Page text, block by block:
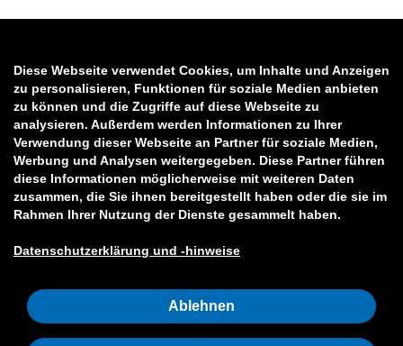
Diese Webseite verwendet Cookies, um Inhalte und Anzeigen
zu personalisieren, Funktionen für soziale Medien anbieten
zu können und die Zugriffe auf diese Webseite zu
analysieren. Außerdem werden Informationen zu Ihrer
Verwendung dieser Webseite an Partner für soziale Medien,
Werbung und Analysen weitergegeben. Diese Partner führen
diese Informationen möglicherweise mit weiteren Daten
zusammen, die Sie ihnen bereitgestellt haben oder die sie im
Rahmen Ihrer Nutzung der Dienste gesammelt haben.
Datenschutzerklärung und -hinweise
Ablehnen